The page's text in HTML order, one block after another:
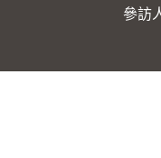
參訪